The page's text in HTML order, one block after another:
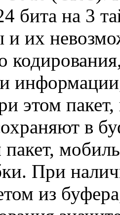
бита на 3
и их
этом
в
При
из